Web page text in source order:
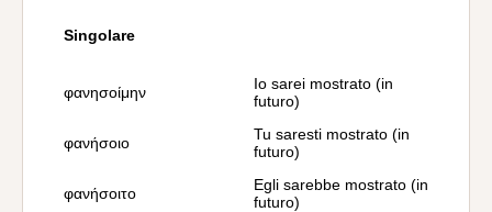
Singolare
φανησοίμην
Io sarei mostrato (in
futuro)
φανήσοιο
Tu saresti mostrato (in
futuro)
φανήσοιτο
Egli sarebbe mostrato (in
futuro)